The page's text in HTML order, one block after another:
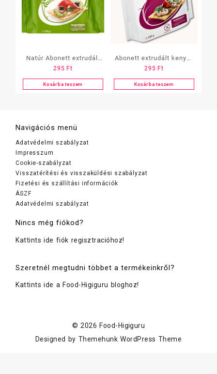
Natúr Abonett extrudált
kenyér
295 Ft
Kosárba teszem
Abonett extrudált kenyér
kölessel
295 Ft
Kosárba teszem
Navigációs menü
Adatvédelmi szabályzat
Impresszum
Cookie-szabályzat
Visszatérítési és visszaküldési szabályzat
Fizetési és szállítási információk
ÁSZF
Adatvédelmi szabályzat
Nincs még fiókod?
Kattints ide fiók regisztracióhoz!
Szeretnél megtudni többet a termékeinkről?
Kattints ide a Food-Higiguru bloghoz!
© 2026 Food-Higiguru
Designed by Themehunk WordPress Theme